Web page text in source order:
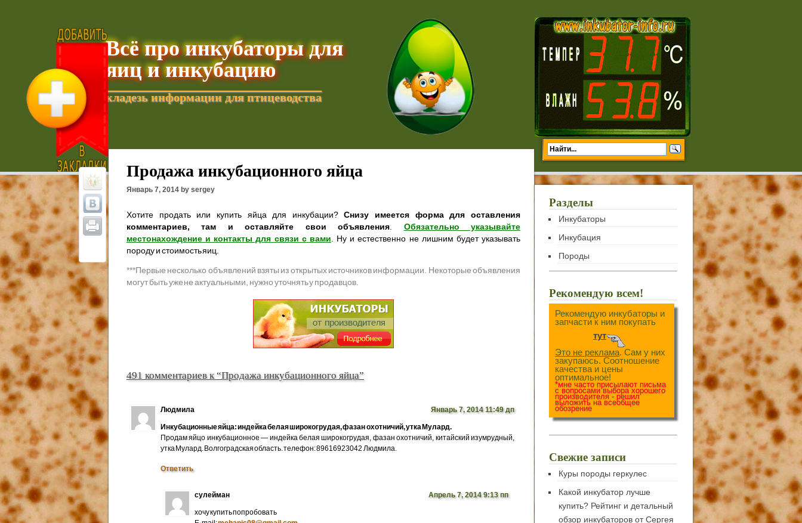
Всё про инкубаторы для
яиц и инкубацию
кладезь информации для птицеводства
Добавить текущую страницу в ИзбранноеПродажа инкубационного яйца
Январь 7, 2014 by sergey
Хотите продать или купить яйца для инкубации?Снизу имеется форма для оставления
комментариев, там и оставляйте свои объявления
Обязательно указывайте
местонахождение и контакты для связи с вами . Ну и естественно не лишним будет указывать
породу и стоимость яиц.
***Первые несколько объявлений взяты из открытых источников информации. Некоторые объявления
могут быть уже не актуальными, нужно уточнять у продавцов.
491 комментариев к “Продажа инкубационного яйца”
Людмила Январь 7, 2014 11:49 дп
Инкубационные яйца: индейка белая широкогрудая, фазан охотничий, утка Мулард.
Продам яйцо инкубационное — индейка белая широкогрудая, фазан охотничий, китайский изумрудный,
утка Мулард. Волгоградская область. телефон: 89616923042 Людмила.
Ответить
сулейман Апрель 7, 2014 9:13 пп
хочу купить попробовать
Разделы
Инкубаторы
Инкубация
Породы
Рекомендую всем!
Рекомендую инкубаторы и
запчасти к ним покупать
тут
Это не реклама. Сам у них
закупаюсь. Соотношение
качества и цены
оптимальное!
*мне часто присылают письма
с вопросами выбора хорошего
производителя - решил
выложить на всеобщее
обозрение
Свежие записи
Куры породы геркулес
Какой инкубатор лучше
купить? Рейтинг и детальный
обзор инкубаторов от Сергея